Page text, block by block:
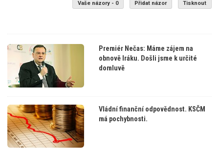
Vaše názory - 0 Přidat názor Tisknout
Premiér Nečas: Máme zájem na
obnově Iráku. Došli jsme k určité
domluvě
Vládní finanční odpovědnost. KSČM
má pochybnosti.